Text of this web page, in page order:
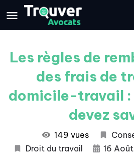
Les règles de
des frais de
domicile-travail :
devez
149 vues
Droit du travail
16